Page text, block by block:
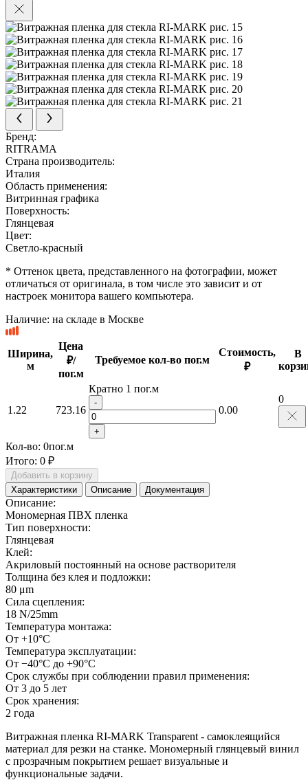
Бренд:
RITRAMA
Страна производитель:
Италия
Область применения:
Витринная графика
Поверхность:
Глянцевая
Цвет:
Светло-красный
* Оттенок цвета, представленного на фотографии, может
отличаться от оригинала, в том числе это зависит и от
настроек монитора вашего компьютера.
Наличие: на складе в Москве
Ширина,
м
Цена
₽/
пог.м
Требуемое кол-во пог.м
Стоимость,
₽
В
1.22 723.16
Кратно 1 пог.м
-
+
0.00
0
Кол-во: 0пог.м
Итого: 0 ₽
Добавить в корзину
Характеристики
Описание Документация
Описание:
Мономерная ПВХ пленка
Тип поверхности:
Глянцевая
Клей:
Акриловый постоянный на основе растворителя
Толщина без клея и подложки:
80 μm
Сила сцепления:
18 N/25mm
Температура монтажа:
От +10°С
Температура эксплуатации:
От −40°С до +90°С
Срок службы при соблюдении правил применения:
От 3 до 5 лет
Срок хранения:
2 года
Витражная пленка RI-MARK Transparent - самоклеящийся
материал для резки на станке. Мономерный глянцевый винил
с прозрачным покрытием решает визуальные и
функциональные задачи.